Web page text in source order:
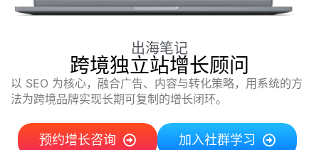
出海笔记
跨境独立站增长顾问
以 SEO 为核心，融合广告、内容与转化策略，用系统的方
法为跨境品牌实现长期可复制的增长闭环。
预约增长咨询 加入社群学习